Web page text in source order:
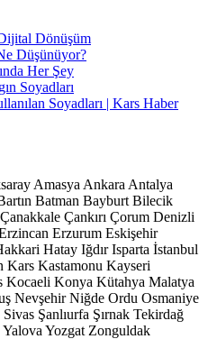
Dönüşüm
Düşünüyor?
Her Şey
Soyadları
Soyadları | Kars Haber
Amasya Ankara Antalya
Batman Bayburt Bilecik
Çanakkale Çankırı Çorum Denizli
Erzurum Eskişehir
Hatay Iğdır Isparta İstanbul
Kars Kastamonu Kayseri
Kocaeli Konya Kütahya Malatya
Nevşehir Niğde Ordu Osmaniye
Sivas Şanlıurfa Şırnak Tekirdağ
Yalova Yozgat Zonguldak